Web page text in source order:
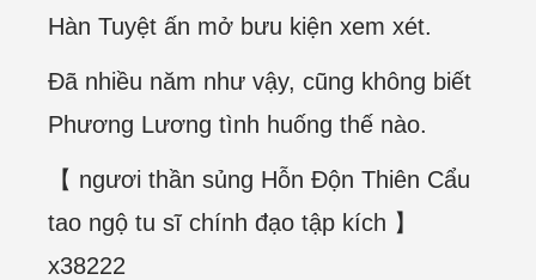
Hàn Tuyệt ấn mở bưu kiện xem xét.
Đã nhiều năm như vậy, cũng không biết
Phương Lương tình huống thế nào.
【 ngươi thần sủng Hỗn Độn Thiên Cẩu
tao ngộ tu sĩ chính đạo tập kích 】
x38222